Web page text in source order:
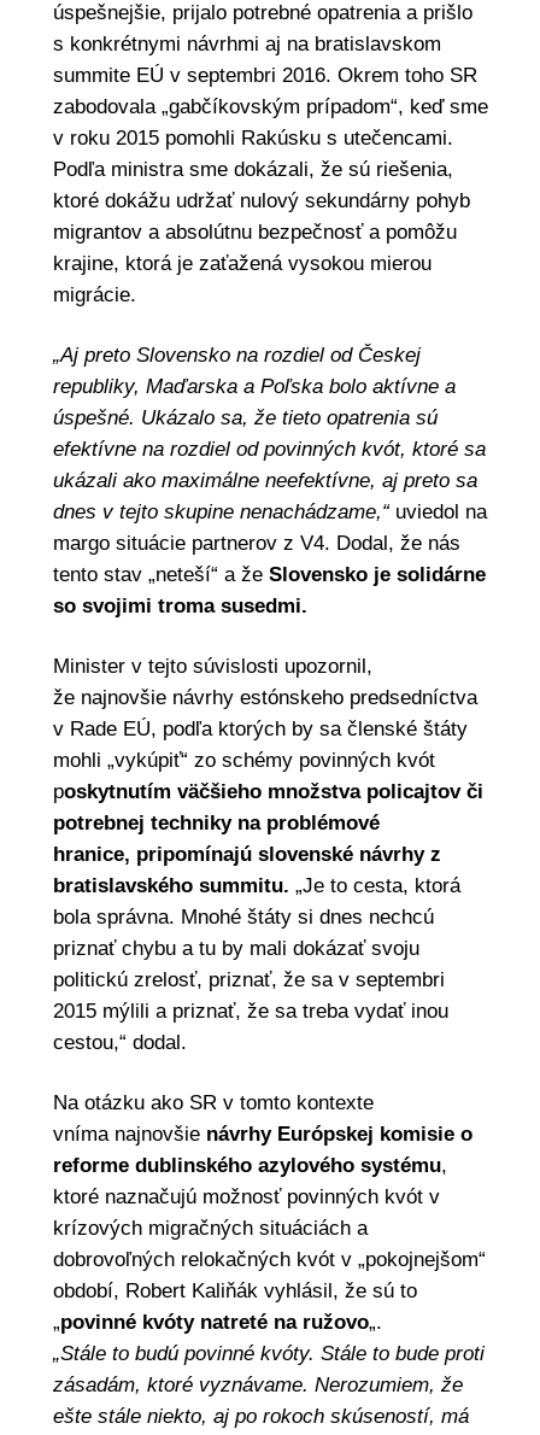
úspešnejšie, prijalo potrebné opatrenia a prišlo
s konkrétnymi návrhmi aj na bratislavskom
summite EÚ v septembri 2016. Okrem toho SR
zabodovala „gabčíkovským prípadom“, keď sme
v roku 2015 pomohli Rakúsku s utečencami.
Podľa ministra sme dokázali, že sú riešenia,
ktoré dokážu udržať nulový sekundárny pohyb
migrantov a absolútnu bezpečnosť a pomôžu
krajine, ktorá je zaťažená vysokou mierou
migrácie.
„Aj preto Slovensko na rozdiel od Českej
republiky, Maďarska a Poľska bolo aktívne a
úspešné. Ukázalo sa, že tieto opatrenia sú
efektívne na rozdiel od povinných kvót, ktoré sa
ukázali ako maximálne neefektívne, aj preto sa
dnes v tejto skupine nenachádzame,“uviedol na
margo situácie partnerov z V4. Dodal, že nás
tento stav „neteší“ a že Slovensko je solidárne
so svojimi troma susedmi.
Minister v tejto súvislosti upozornil,
že najnovšie návrhy estónskeho predsedníctva
v Rade EÚ, podľa ktorých by sa členské štáty
mohli „vykúpiť“ zo schémy povinných kvót
poskytnutím väčšieho množstva policajtov či
potrebnej techniky na problémové
hranice, pripomínajú slovenské návrhy z
bratislavského summitu. „Je to cesta, ktorá
bola správna. Mnohé štáty si dnes nechcú
priznať chybu a tu by mali dokázať svoju
politickú zrelosť, priznať, že sa v septembri
2015 mýlili a priznať, že sa treba vydať inou
cestou,“ dodal.
Na otázku ako SR v tomto kontexte
vníma najnovšie návrhy Európskej komisie o
reforme dublinského azylového systému,
ktoré naznačujú možnosť povinných kvót v
krízových migračných situáciách a
dobrovoľných relokačných kvót v „pokojnejšom“
období, Robert Kaliňák vyhlásil, že sú to
„povinné kvóty natreté na ružovo„.
„Stále to budú povinné kvóty. Stále to bude proti
zásadám, ktoré vyznávame. Nerozumiem, že
ešte stále niekto, aj po rokoch skúseností, má